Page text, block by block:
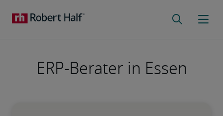
ERP-Berater in Essen